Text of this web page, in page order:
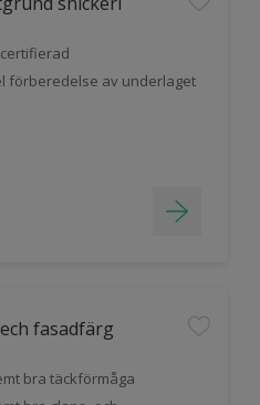
förberedelse av underlaget
fasadfärg
bra täckförmåga